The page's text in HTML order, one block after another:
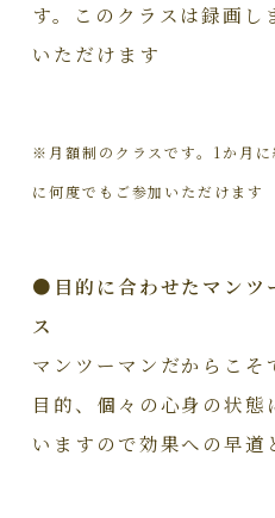
す。このクラスは録画
いただけます
※月額制のクラスです。1か月
に何度でもご参加いただけます
●目的に合わせたマンツ
ス
マンツーマンだからこそ
目的、個々の心身の状
いますので効果への早道